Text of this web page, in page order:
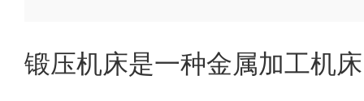
锻压机床是一种金属加工机